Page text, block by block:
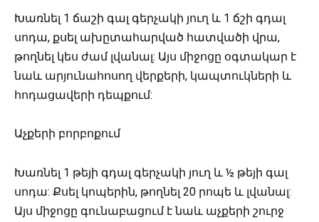
Խառնել 1 ճաշի գալ գերչակի յուղ և 1 ճշի գդալ
սոդա, քսել ախըտահարված հատվածի վրա,
թողնել կես ժամ լվանալ: Այս միջոցը օգտակար է
նաև արյունահոսող վերքերի, կապտուկների և
հոդացավերի դեպքում:
Աչքերի բորբոքում
Խառնել 1 թեյի գդալ գերչակի յուղ և ½ թեյի գալ
սոդա: Քսել կոպերին, թողնել 20 րոպե և լվանալ:
Այս միջոցը գունաբացում է նաև աչքերի շուրջ